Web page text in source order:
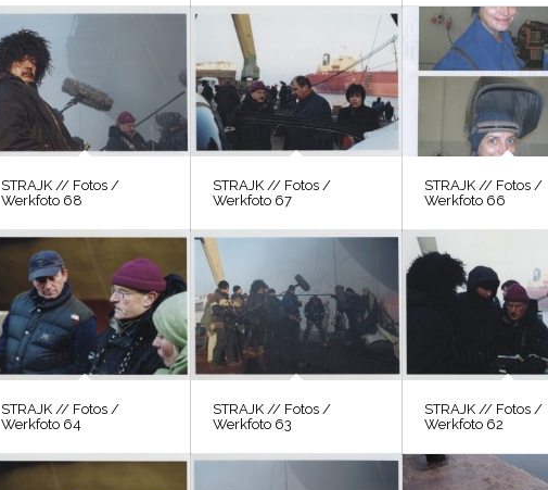
STRAJK // Fotos /
Werkfoto 68
STRAJK // Fotos /
Werkfoto 67
STRAJK // Fotos /
Werkfoto 66
STRAJK // Fotos /
Werkfoto 64
STRAJK // Fotos /
Werkfoto 63
STRAJK // Fotos /
Werkfoto 62